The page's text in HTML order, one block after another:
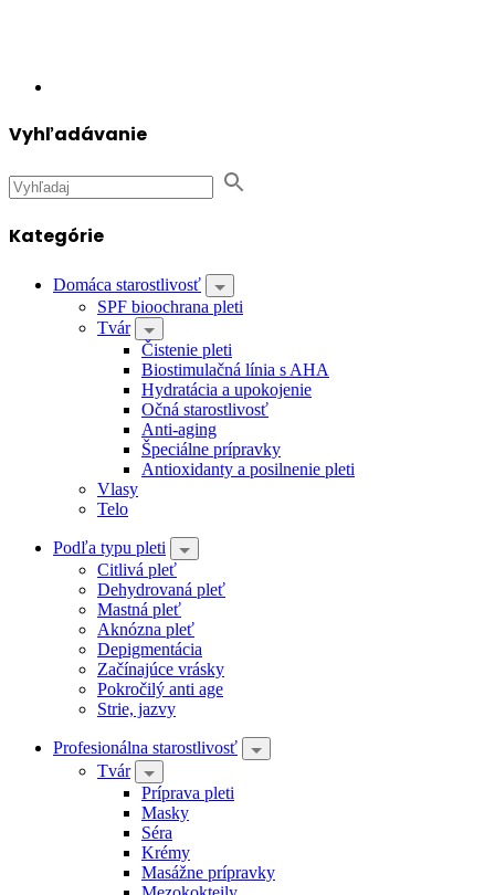
Vyhľadávanie
Kategórie
Domáca starostlivosť
SPF bioochrana pleti
Tvár
Čistenie pleti
Biostimulačná línia s AHA
Hydratácia a upokojenie
Očná starostlivosť
Anti-aging
Špeciálne prípravky
Antioxidanty a posilnenie pleti
Vlasy
Telo
Podľa typu pleti
Citlivá pleť
Dehydrovaná pleť
Mastná pleť
Aknózna pleť
Depigmentácia
Začínajúce vrásky
Pokročilý anti age
Strie, jazvy
Profesionálna starostlivosť
Tvár
Príprava pleti
Masky
Séra
Krémy
Masážne prípravky